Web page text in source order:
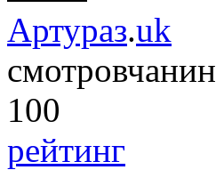
Артураз.uk
смотровчанин
100
рейтинг